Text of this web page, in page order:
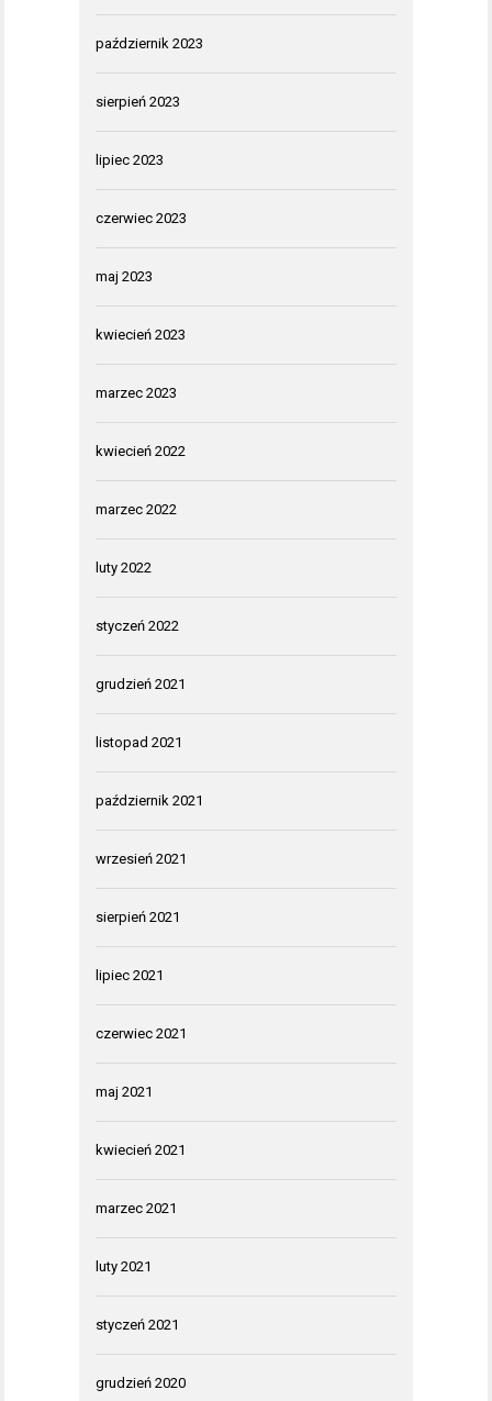
październik 2023
sierpień 2023
lipiec 2023
czerwiec 2023
maj 2023
kwiecień 2023
marzec 2023
kwiecień 2022
marzec 2022
luty 2022
styczeń 2022
grudzień 2021
listopad 2021
październik 2021
wrzesień 2021
sierpień 2021
lipiec 2021
czerwiec 2021
maj 2021
kwiecień 2021
marzec 2021
luty 2021
styczeń 2021
grudzień 2020